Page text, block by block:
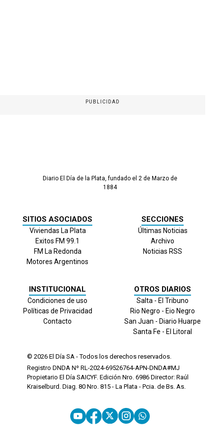
PUBLICIDAD
Diario El Día de la Plata, fundado el 2 de Marzo de
1884
SITIOS ASOCIADOS
Viviendas La Plata
Exitos FM 99.1
FM La Redonda
Motores Argentinos
SECCIONES
Últimas Noticias
Archivo
Noticias RSS
INSTITUCIONAL
Condiciones de uso
Políticas de Privacidad
Contacto
OTROS DIARIOS
Salta - El Tribuno
Rio Negro - Eio Negro
San Juan - Diario Huarpe
Santa Fe - El Litoral
© 2026 El Día SA - Todos los derechos reservados.
Registro DNDA Nº RL-2024-69526764-APN-DNDA#MJ
Propietario El Día SAICYF. Edición Nro. 6986 Director: Raúl
Kraiselburd. Diag. 80 Nro. 815 - La Plata - Pcia. de Bs. As.